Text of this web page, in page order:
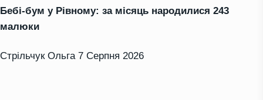
Бебі-бум у Рівному: за місяць народилися 243
малюки
Стрільчук Ольга 7 Серпня 2026